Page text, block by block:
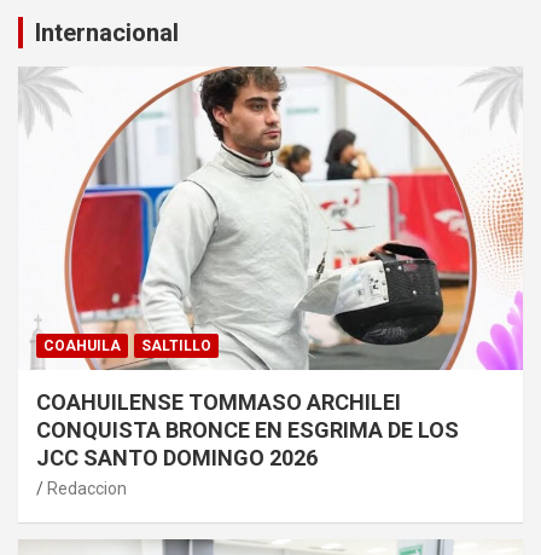
Internacional
COAHUILA SALTILLO
COAHUILENSE TOMMASO ARCHILEI
CONQUISTA BRONCE EN ESGRIMA DE LOS
JCC SANTO DOMINGO 2026
Redaccion